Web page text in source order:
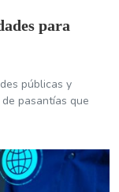
para
públicas y
pasantías que